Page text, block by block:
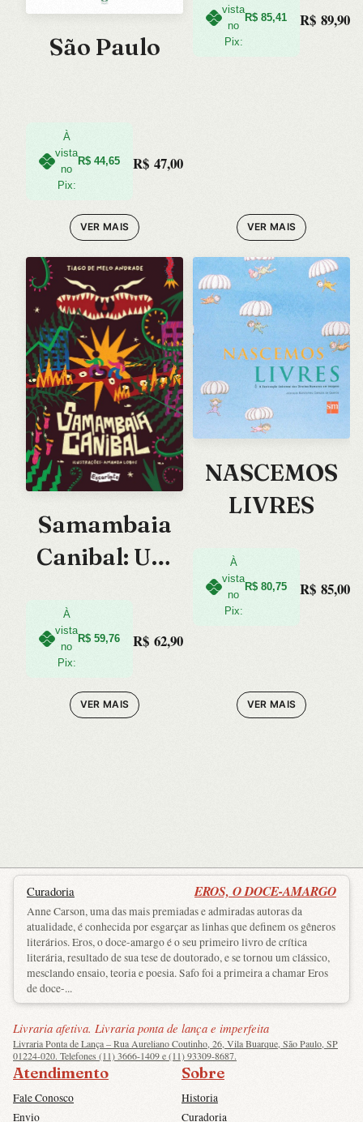
São Paulo
À
vista
no
Pix:
R$ 44,65 R$ 47,00
VER MAIS
vista
no
Pix:
R$ 85,41 R$ 89,90
VER MAIS
Samambaia
Canibal: Um
Antropofago-
tropicalista
À
vista
no
Pix:
R$ 59,76 R$ 62,90
VER MAIS
NASCEMOS
LIVRES
À
vista
no
Pix:
R$ 80,75 R$ 85,00
VER MAIS
Curadoria EROS, O DOCE-AMARGO
Anne Carson, uma das mais premiadas e admiradas autoras da
atualidade, é conhecida por esgarçar as linhas que definem os gêneros
literários. Eros, o doce-amargo é o seu primeiro livro de crítica
literária, resultado de sua tese de doutorado, e se tornou um clássico,
mesclando ensaio, teoria e poesia. Safo foi a primeira a chamar Eros
de doce-...
Livraria afetiva. Livraria ponta de lança e imperfeita
Livraria Ponta de Lança – Rua Aureliano Coutinho, 26, Vila Buarque, São Paulo, SP
01224-020. Telefones (11) 3666-1409 e (11) 93309-8687.
Atendimento
Fale Conosco
Envio
Sobre
Historia
Curadoria